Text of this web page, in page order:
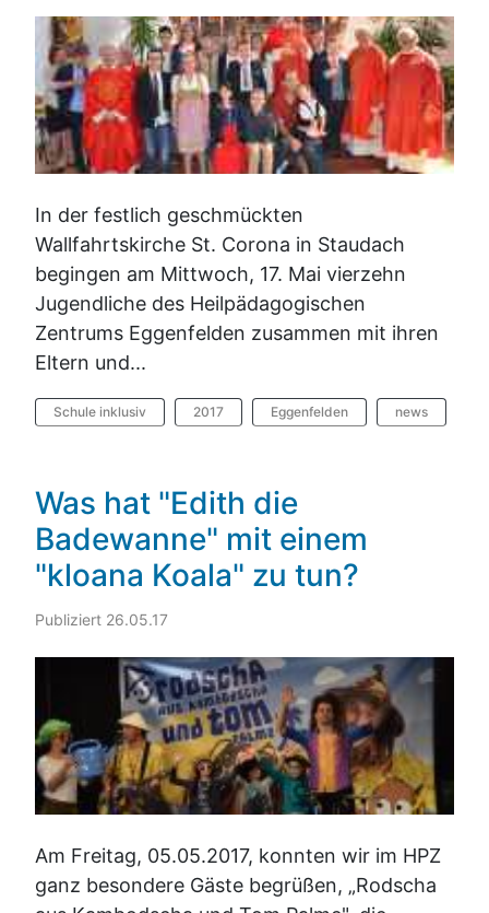
In der festlich geschmückten
Wallfahrtskirche St. Corona in Staudach
begingen am Mittwoch, 17. Mai vierzehn
Jugendliche des Heilpädagogischen
Zentrums Eggenfelden zusammen mit ihren
Eltern und...
Schule inklusiv 2017 Eggenfelden news
Was hat "Edith die
Badewanne" mit einem
"kloana Koala" zu tun?
Publiziert 26.05.17
Am Freitag, 05.05.2017, konnten wir im HPZ
ganz besondere Gäste begrüßen, „Rodscha